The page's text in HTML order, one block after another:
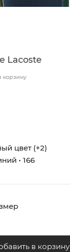
Lacoste
корзину
цвет (+2)
• 166
в корзину